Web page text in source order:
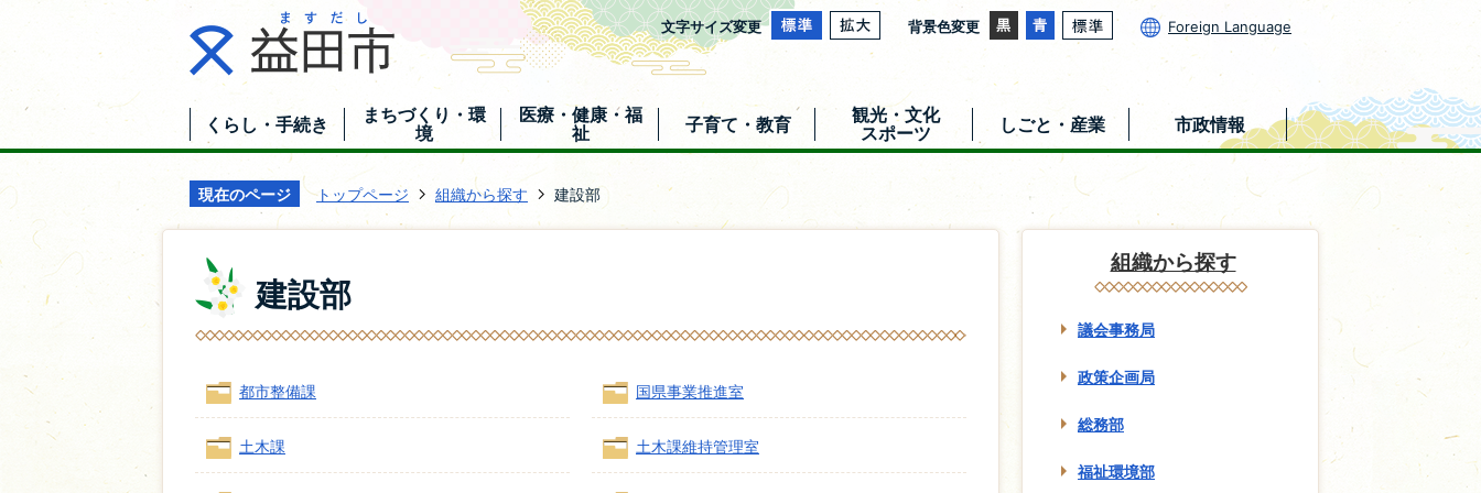
文字サイズ変更 背景色変更 Foreign Language
くらし・手続き
まちづくり・環
境
医療・健康・福
祉
子育て・教育
観光・文化
スポーツ
しごと・産業 市政情報
現在のページ トップページ 組織から探す 建設部
建設部
都市整備課 国県事業推進室
土木課 土木課維持管理室
組織から探す
議会事務局
政策企画局
総務部
福祉環境部